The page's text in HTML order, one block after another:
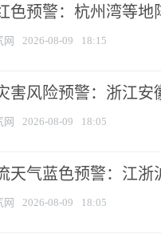
色预警：杭州湾等地
网 2026-08-09 18:15
害风险预警：浙江安
网 2026-08-09 18:05
天气蓝色预警：江浙
网 2026-08-09 18:05